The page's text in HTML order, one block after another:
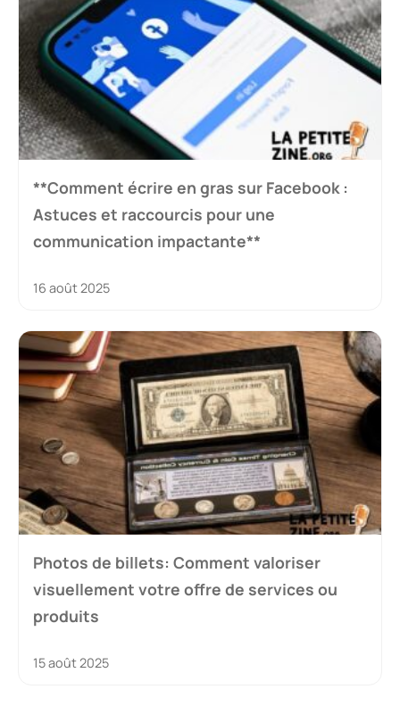
**Comment écrire en gras sur Facebook :
Astuces et raccourcis pour une
communication impactante**
16 août 2025
Photos de billets: Comment valoriser
visuellement votre offre de services ou
produits
15 août 2025